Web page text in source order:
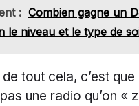
: Combien gagne un
le niveau et le type de
tout cela, c’est que
une radio qu’on «